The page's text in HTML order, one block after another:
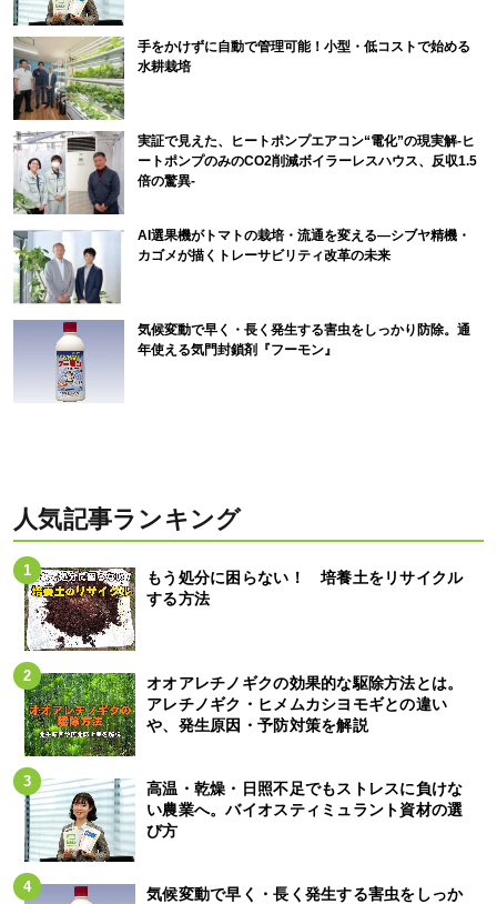
手をかけずに自動で管理可能！小型・低コストで始める
水耕栽培
実証で見えた、ヒートポンプエアコン“電化”の現実解-ヒ
ートポンプのみのCO2削減ボイラーレスハウス、反収1.5
倍の驚異-
AI選果機がトマトの栽培・流通を変える―シブヤ精機・
カゴメが描くトレーサビリティ改革の未来
気候変動で早く・長く発生する害虫をしっかり防除。通
年使える気門封鎖剤『フーモン』
人気記事ランキング
もう処分に困らない！ 培養土をリサイクル
する方法
オオアレチノギクの効果的な駆除方法とは。
アレチノギク・ヒメムカシヨモギとの違い
や、発生原因・予防対策を解説
高温・乾燥・日照不足でもストレスに負けな
い農業へ。バイオスティミュラント資材の選
び方
気候変動で早く・長く発生する害虫をしっか